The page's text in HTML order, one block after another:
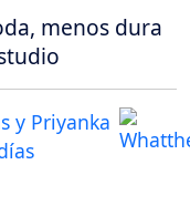
menos dura